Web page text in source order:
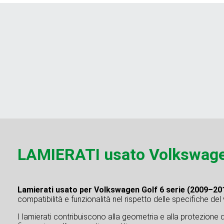
LAMIERATI usato
Lamierati usato per Volkswagen Golf 6 serie
compatibilità e funzionalità nel rispetto delle specifiche del
I lamierati contribuiscono alla geometria e alla protezione